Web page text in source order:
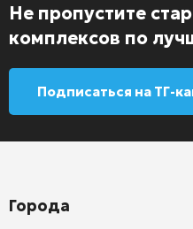
Не пропустите
комплексов по
Подписаться на ТГ-
Города